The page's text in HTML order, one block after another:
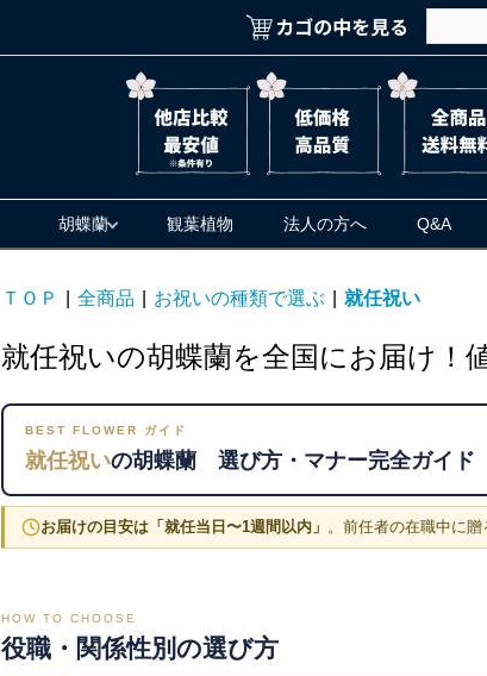
胡蝶蘭 観葉植物 法人の方へ Q&A
ＴＯＰ 全商品 お祝いの種類で選ぶ 就任祝い
就任祝いの胡蝶蘭を全国にお届け！
BEST FLOWER ガイド
就任祝いの胡蝶蘭 選び方・マナー完全ガイド
お届けの目安は「就任当日〜1週間以内」 。前任者の在職中に
HOW TO CHOOSE
役職・関係性別の選び方